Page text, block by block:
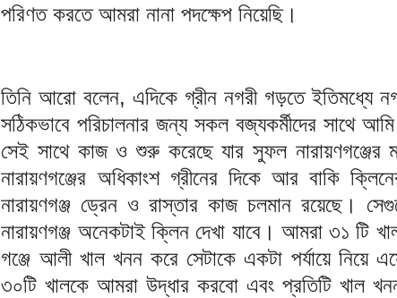
পরিণত করতে আমরা নানা পদক্ষেপ নিয়েছি।
তিনি আরো বলেন, এদিকে গ্রীন নগরী গড়তে ইতিমধ্যে
সঠিকভাবে পরিচালনার জন্য সকল বজ্যকর্মীদের সাথে
সেই সাথে কাজ ও শুরু করেছে যার সুফল নারায়ণগঞ্জের
নারায়ণগঞ্জের অধিকাংশ গ্রীনের দিকে আর বাকি
নারায়ণগঞ্জ ড্রেন ও রাস্তার কাজ চলমান রয়েছে।
নারায়ণগঞ্জ অনেকটাই ক্লিন দেখা যাবে। আমরা ৩১ টি
গঞ্জে আলী খাল খনন করে সেটাকে একটা পর্যায়ে
৩০টি খালকে আমরা উদ্ধার করবো এবং প্রতিটি খাল